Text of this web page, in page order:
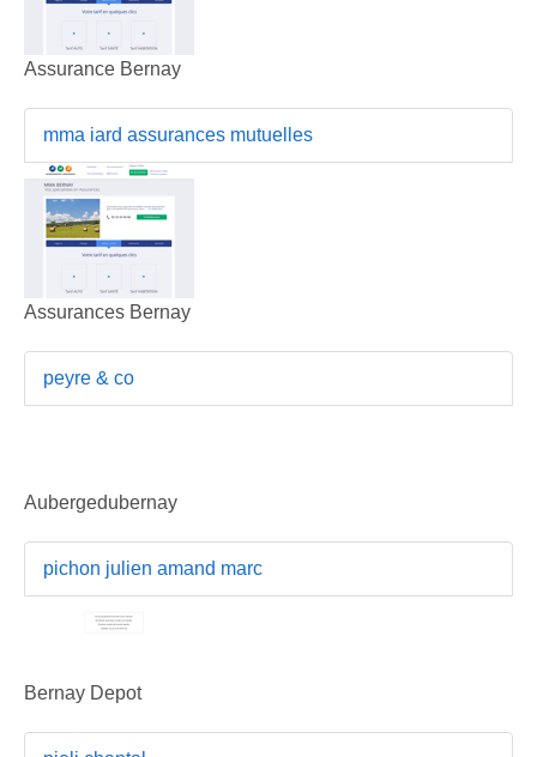
Assurance Bernay
mma iard assurances mutuelles
Assurances Bernay
peyre & co
Aubergedubernay
pichon julien amand marc
Bernay Depot